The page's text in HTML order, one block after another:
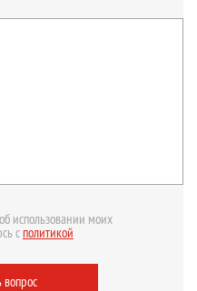
использовании моих
сполитикой
вопрос